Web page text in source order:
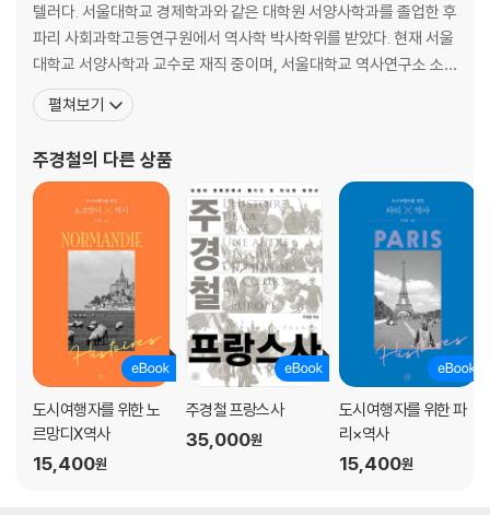
나가며
텔러다. 서울대학교 경제학과와 같은 대학원 서양사학과를 졸업한 후
파리 사회과학고등연구원에서 역사학 박사학위를 받았다. 현재 서울
대학교 서양사학과 교수로 재직 중이며, 서울대학교 역사연구소 소
장과 중세르네상스연구소 소장, 도시사학회 회장을 지냈다. 근대사
와 해양사에 대한 독보적인 저작인 《대항해 시대》, 《바다 인류》를 비
의 문명사》, 《그해, 역사가 바뀌다》, 《주경철의 유럽인 이
펼쳐보기
주경철의 다른 상품
도시여행자를 위한 노
르망디X역사
15,400원
주경철 프랑스사
35,000원
도시여행자를 위한 파
리×역사
15,400원